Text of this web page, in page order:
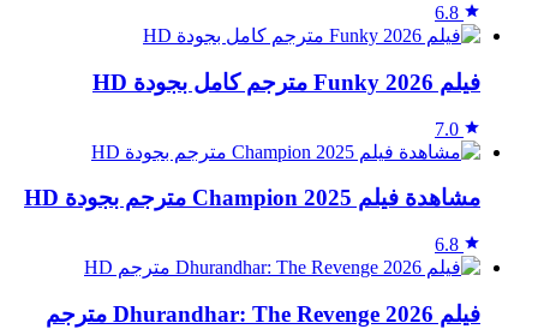
6.8
فيلم Funky 2026 مترجم كامل بجودة HD
7.0
مشاهدة فيلم Champion 2025 مترجم بجودة HD
6.8
فيلم Dhurandhar: The Revenge 2026 مترجم